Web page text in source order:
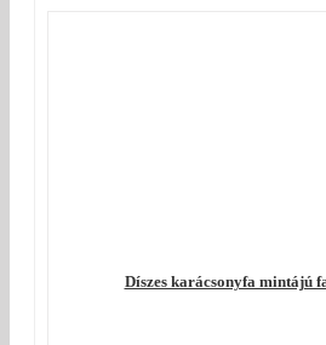
Díszes karácsonyfa mintájú